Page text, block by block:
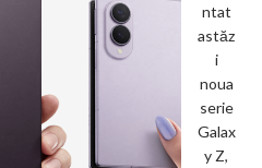
ntat
astăz
i
noua
serie
Galax
y Z,